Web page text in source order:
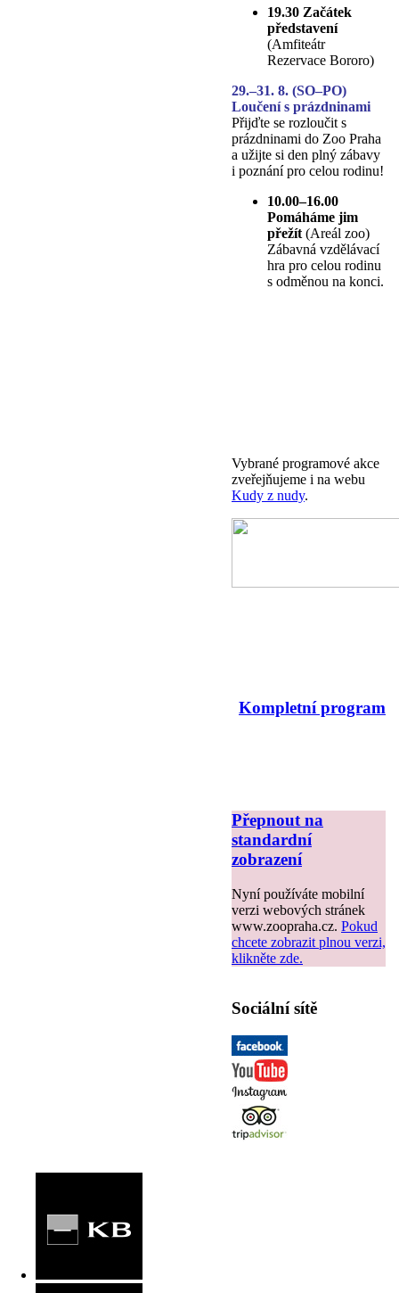
19.30 Začátek
představení
(Amfiteátr
Rezervace Bororo)
29.–31. 8. (SO–PO)
Loučení s prázdninami
Přijďte se rozloučit s
prázdninami do Zoo Praha
a užijte si den plný zábavy
i poznání pro celou rodinu!
10.00–16.00
Pomáháme jim
přežít (Areál zoo)
Zábavná vzdělávací
hra pro celou rodinu
s odměnou na konci.
Vybrané programové akce
zveřejňujeme i na webu
Kudy z nudy.
Kompletní program
Přepnout na
standardní
zobrazení
Nyní používáte mobilní
verzi webových stránek
www.zoopraha.cz. Pokud
chcete zobrazit plnou verzi,
klikněte zde.
Sociální sítě